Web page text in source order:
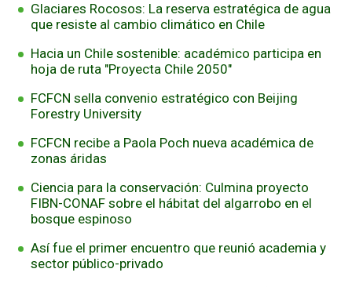
Glaciares Rocosos: La reserva estratégica de agua
que resiste al cambio climático en Chile
Hacia un Chile sostenible: académico participa en
hoja de ruta "Proyecta Chile 2050"
FCFCN sella convenio estratégico con Beijing
Forestry University
FCFCN recibe a Paola Poch nueva académica de
zonas áridas
Ciencia para la conservación: Culmina proyecto
FIBN-CONAF sobre el hábitat del algarrobo en el
bosque espinoso
Así fue el primer encuentro que reunió academia y
sector público-privado